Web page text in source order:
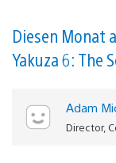
Diesen Monat
Yakuza 6: The
Adam
Director,